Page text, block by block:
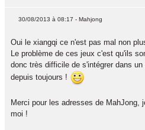
30/08/2013 à 08:17 - Mahjong
Oui le xiangqi ce n'est pas mal non
Le problème de ces jeux c'est qu'ils
donc très difficile de s'intégrer dans
depuis toujours !
Merci pour les adresses de MahJong,
moi !